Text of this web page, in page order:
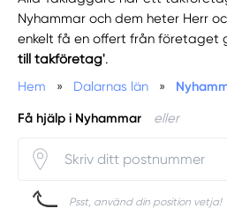
Nyhammar och dem heter Herr
enkelt få en offert från företaget
till takföretag'.
Hem
» Dalarnas län »
Få hjälp i Nyhammar eller
Psst, använd din position vetja!